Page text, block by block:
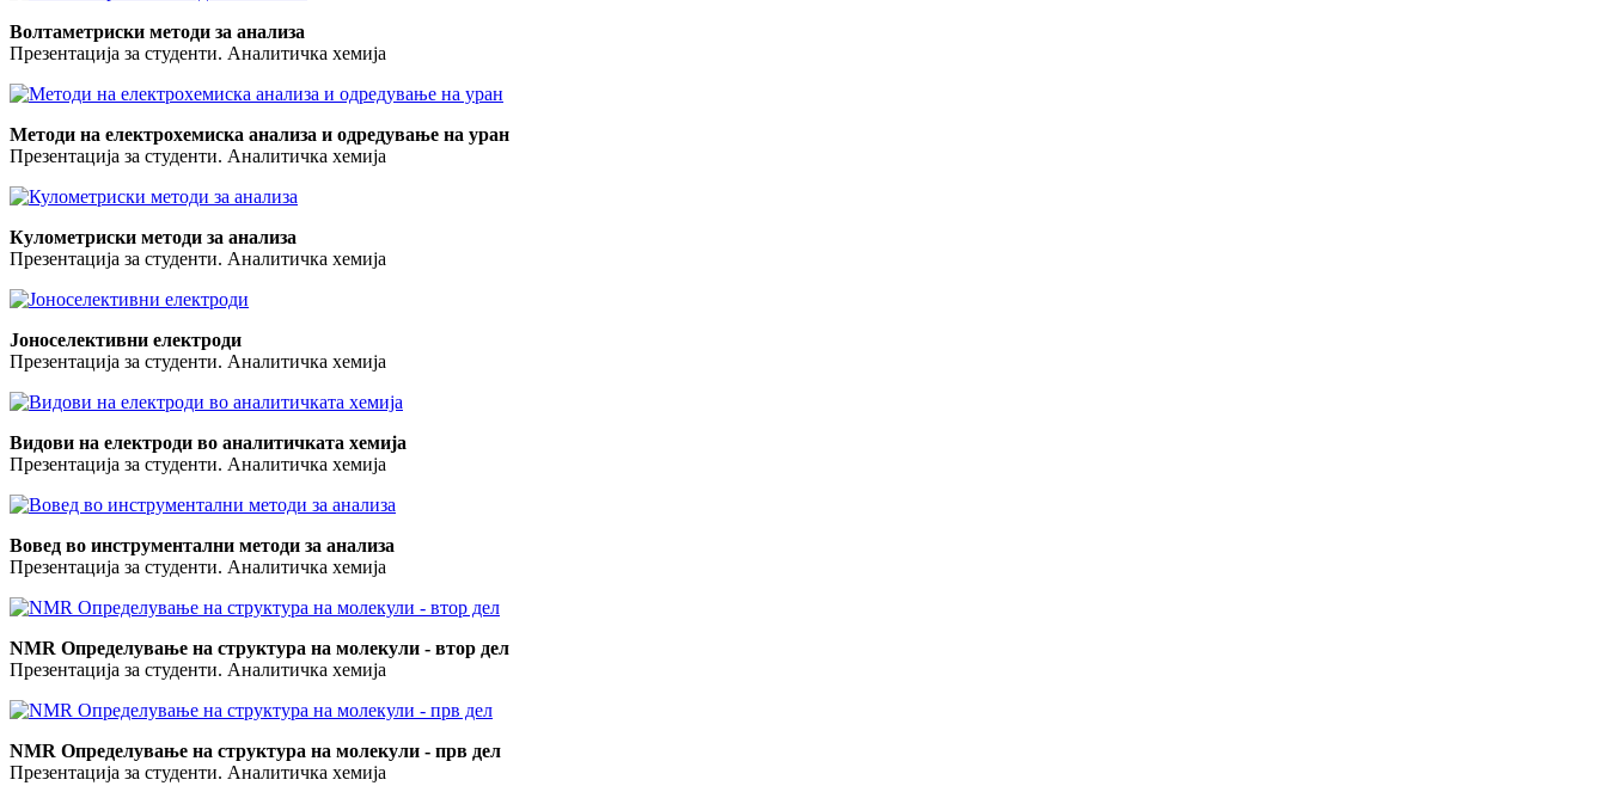
Волтаметриски методи за анализа
Презентација за студенти. Аналитичка хемија
Методи на електрохемиска анализа и одредување на уран
Презентација за студенти. Аналитичка хемија
Кулометриски методи за анализа
Презентација за студенти. Аналитичка хемија
Јоноселективни електроди
Презентација за студенти. Аналитичка хемија
Видови на електроди во аналитичката хемија
Презентација за студенти. Аналитичка хемија
Вовед во инструментални методи за анализа
Презентација за студенти. Аналитичка хемија
NMR Определување на структура на молекули - втор дел
Презентација за студенти. Аналитичка хемија
NMR Определување на структура на молекули - прв дел
Презентација за студенти. Аналитичка хемија